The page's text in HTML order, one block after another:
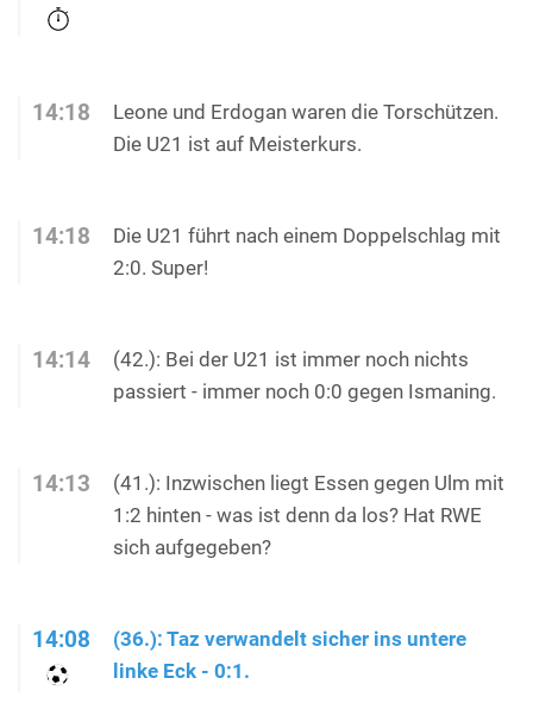
14:18
Leone und Erdogan waren die Torschützen.
Die U21 ist auf Meisterkurs.
14:18
Die U21 führt nach einem Doppelschlag mit
2:0. Super!
14:14
(42.): Bei der U21 ist immer noch nichts
passiert - immer noch 0:0 gegen Ismaning.
14:13
(41.): Inzwischen liegt Essen gegen Ulm mit
1:2 hinten - was ist denn da los? Hat RWE
sich aufgegeben?
14:08
(36.): Taz verwandelt sicher ins untere
linke Eck - 0:1.